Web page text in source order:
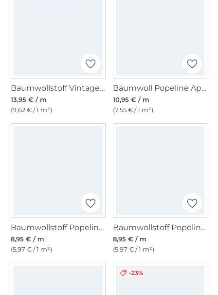
Baumwollstoff Vintage Stripes, dunkelrot
13,95 € / m
(9,62 € / 1 m²)
Baumwoll Popeline Apples, hellpetrol
10,95 € / m
(7,55 € / 1 m²)
Baumwollstoff Popeline helllindgrün
8,95 € / m
(5,97 € / 1 m²)
Baumwollstoff Popeline anthrazit
8,95 € / m
(5,97 € / 1 m²)
-23%